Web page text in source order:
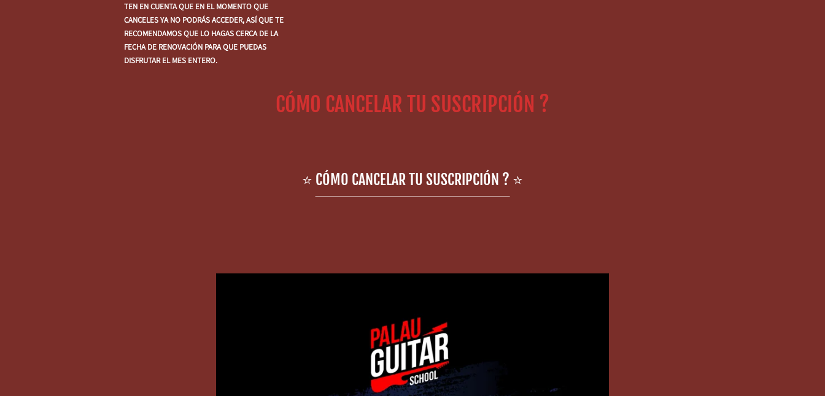
TEN EN CUENTA QUE EN EL MOMENTO QUE
CANCELES YA NO PODRÁS ACCEDER, ASÍ QUE TE
RECOMENDAMOS QUE LO HAGAS CERCA DE LA
FECHA DE RENOVACIÓN PARA QUE PUEDAS
DISFRUTAR EL MES ENTERO.
CÓMO CANCELAR TU SUSCRIPCIÓN ?
⭐ CÓMO CANCELAR TU SUSCRIPCIÓN ? ⭐